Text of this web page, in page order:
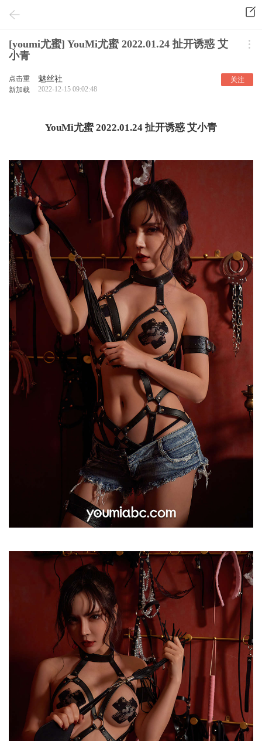
[youmi尤蜜] YouMi尤蜜 2022.01.24 扯开诱惑 艾
小青
点击重
新加载
魅丝社
2022-12-15 09:02:48
关注
YouMi尤蜜 2022.01.24 扯开诱惑 艾小青